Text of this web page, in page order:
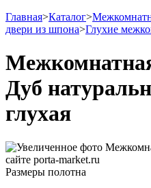
Главная>Каталог>
двери из шпона>Глухие
Дуб
глухая
Размеры полотна